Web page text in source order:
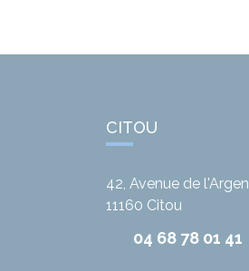
CITOU
42, Avenue de
11160 Citou
04 68 78 01 41